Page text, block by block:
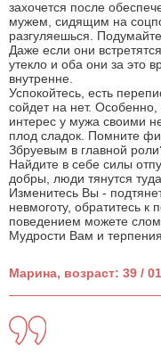
захочется после
мужем, сидящим на
разгуляешься.
Даже если они
утекло и оба они за это
внутренне.
Успокойтесь, есть
сойдет на нет.
интерес у мужа своими
плод сладок. Помните
Збруевым в главной
Найдите в себе силы
добры, люди тянутся
Изменитесь Вы -
невмоготу, обратитесь
поведением можете
Мудрости Вам и
Марина, возраст: 39 /